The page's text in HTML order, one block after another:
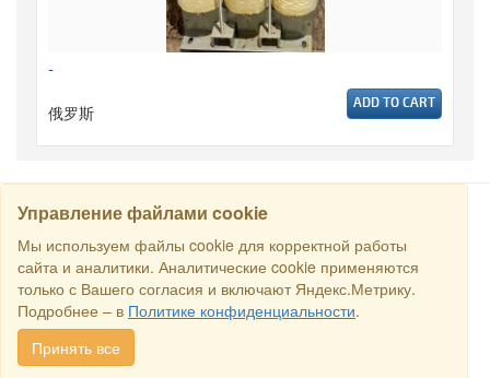
-
俄罗斯 ADD TO CART
Управление файлами cookie
Мы используем файлы cookie для корректной работы
сайта и аналитики. Аналитические cookie применяются
только с Вашего согласия и включают Яндекс.Метрику.
Подробнее – в Политике конфиденциальности.
Принять все
保留所有权利 © 2016商业交易所“俄罗斯-新加坡商业理事会”. E-
mail:sales@rstradehouse.com, 地址: 俄罗斯，莫斯科，Malaya
Pirogovskaya str., 16, Moscow, Russia.
Consent for processing personal data